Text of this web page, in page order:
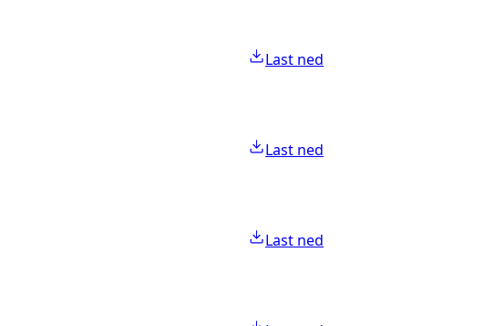
Last ned
Last ned
Last ned